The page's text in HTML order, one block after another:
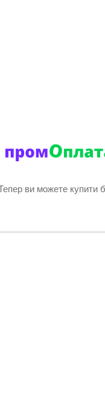
ви можете купити